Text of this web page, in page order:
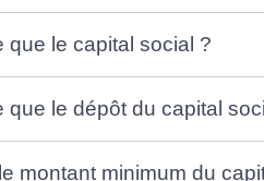
que le capital social ?
que le dépôt du capital
montant minimum du